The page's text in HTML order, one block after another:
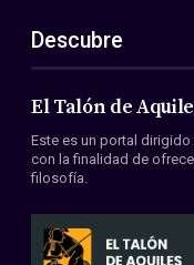
ES
EN
Acerca de nosotros
Miembros
Convenios
Descubre
El Talón de
Este es un portal
con la finalidad de
filosofía.